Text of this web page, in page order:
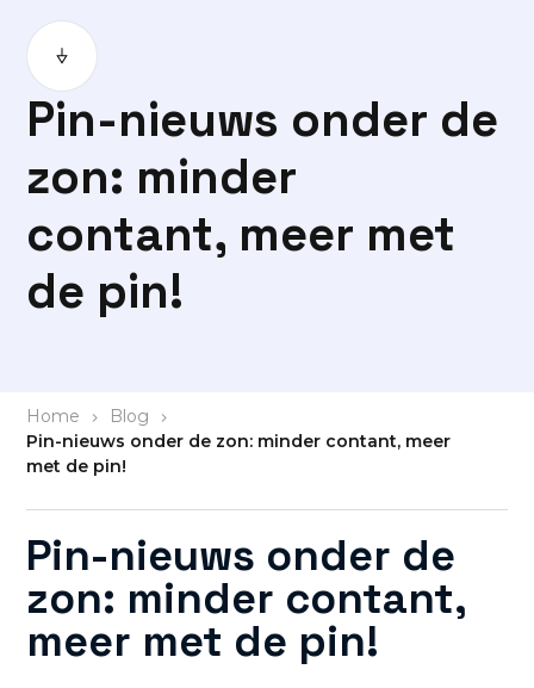
Pin-nieuws onder de
zon: minder
contant, meer met
de pin!
Home > Blog >
Pin-nieuws onder de zon: minder contant, meer
met de pin!
Pin-nieuws onder de
zon: minder contant,
meer met de pin!